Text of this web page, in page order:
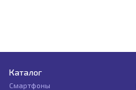
Каталог
Смартфоны